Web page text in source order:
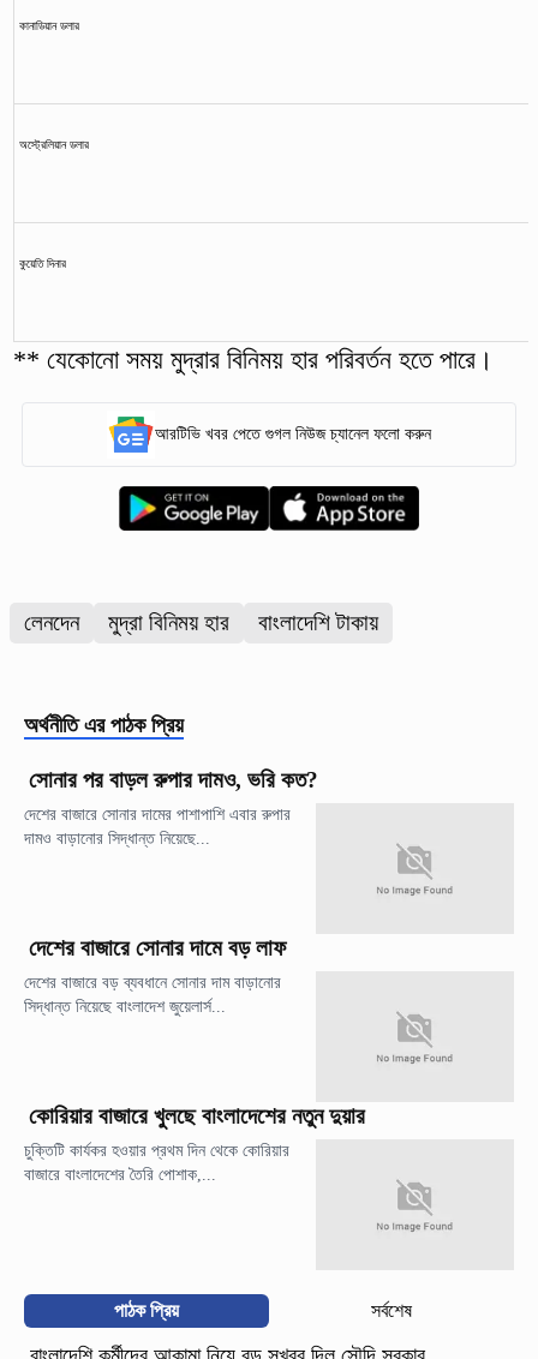
কানাডিয়ান ডলার
অস্ট্রেলিয়ান ডলার
কুয়েতি দিনার
** যেকোনো সময় মুদ্রার বিনিময় হার পরিবর্তন হতে পারে।
আরটিভি খবর পেতে গুগল নিউজ চ্যানেল ফলো করুন
লেনদেন মুদ্রা বিনিময় হার বাংলাদেশি টাকায়
অর্থনীতি এর পাঠক প্রিয়
সোনার পর বাড়ল রুপার দামও, ভরি কত?
দেশের বাজারে সোনার দামের পাশাপাশি এবার রুপার
দামও বাড়ানোর সিদ্ধান্ত নিয়েছে...
দেশের বাজারে সোনার দামে বড় লাফ
দেশের বাজারে বড় ব্যবধানে সোনার দাম বাড়ানোর
সিদ্ধান্ত নিয়েছে বাংলাদেশ জুয়েলার্স...
কোরিয়ার বাজারে খুলছে বাংলাদেশের নতুন দুয়ার
চুক্তিটি কার্যকর হওয়ার প্রথম দিন থেকে কোরিয়ার
বাজারে বাংলাদেশের তৈরি পোশাক,...
পাঠক প্রিয় সর্বশেষ